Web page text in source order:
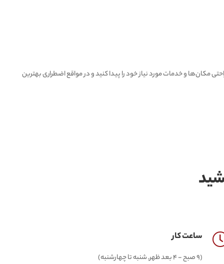
مکان‌ها و خدمات مورد نیاز خود را پیدا کنید و در مواقع اضطراری بهترین
ساعت کار
(9 صبح - 4 بعد ظهر, شنبه تا چهارشنبه)